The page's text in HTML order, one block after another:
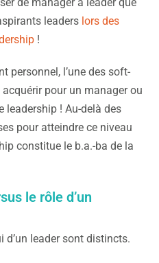
leaders lors des
!
personnel, l’une des soft-
pour un manager ou
leadership ! Au-delà des
pour atteindre ce niveau
constitue le b.a.-ba de la
le rôle d’un
d’un leader sont distincts.